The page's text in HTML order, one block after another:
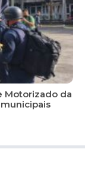
Motorizado da